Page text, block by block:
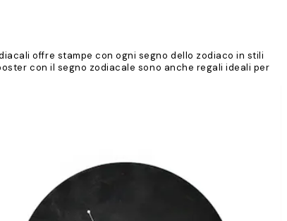
offre stampe con ogni segno dello zodiaco in stili
con il segno zodiacale sono anche regali ideali per